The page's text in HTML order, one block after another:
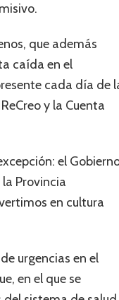
que además
caída en el
cada día de
y la Cuenta
el
Provincia
en cultura
urgencias en el
en el que se